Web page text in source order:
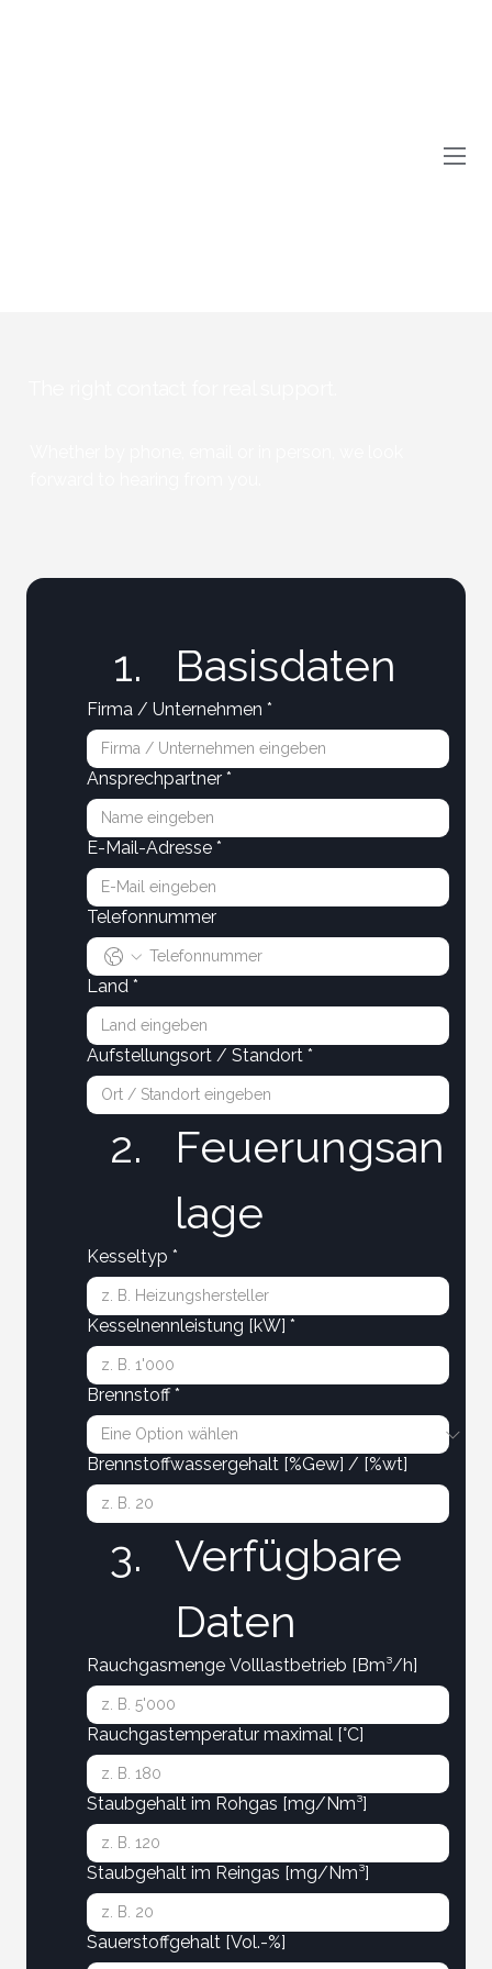
Basisdaten
Firma / Unternehmen *
Ansprechpartner *
E-Mail-Adresse *
Telefonnummer
Land *
Aufstellungsort / Standort *
Feuerungsan
lage
Kesseltyp *
Kesselnennleistung [kW] *
Brennstoff *
Brennstoffwassergehalt [%Gew] / [%wt]
Verfügbare
Daten
Rauchgasmenge Volllastbetrieb [Bm³/h]
Rauchgastemperatur maximal [°C]
Staubgehalt im Rohgas [mg/Nm³]
Staubgehalt im Reingas [mg/Nm³]
Sauerstoffgehalt [Vol.-%]